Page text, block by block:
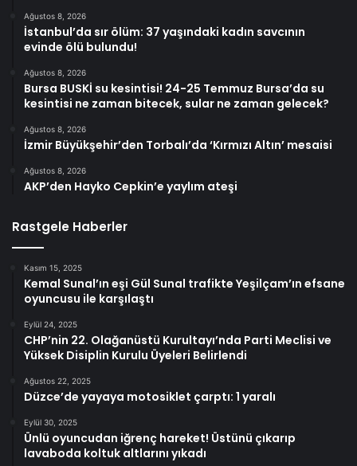
Ağustos 8, 2026
İstanbul’da sır ölüm: 37 yaşındaki kadın savcının
evinde ölü bulundu!
Ağustos 8, 2026
Bursa BUSKİ su kesintisi! 24-25 Temmuz Bursa’da su
kesintisi ne zaman bitecek, sular ne zaman gelecek?
Ağustos 8, 2026
İzmir Büyükşehir’den Torbalı’da ‘Kırmızı Altın’ mesaisi
Ağustos 8, 2026
AKP’den Hayko Cepkin’e yaylım ateşi
Rastgele Haberler
Kasım 15, 2025
Kemal Sunal’ın eşi Gül Sunal trafikte Yeşilçam’ın efsane
oyuncusu ile karşılaştı
Eylül 24, 2025
CHP’nin 22. Olağanüstü Kurultayı’nda Parti Meclisi ve
Yüksek Disiplin Kurulu Üyeleri Belirlendi
Ağustos 22, 2025
Düzce’de yayaya motosiklet çarptı: 1 yaralı
Eylül 30, 2025
Ünlü oyuncudan iğrenç hareket! Üstünü çıkarıp
lavaboda koltuk altlarını yıkadı